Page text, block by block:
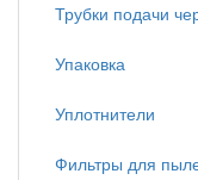
Трубки подачи
Упаковка
Уплотнители
Фильтры для